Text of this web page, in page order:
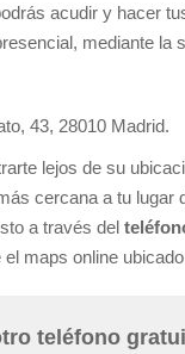
acudir y hacer
mediante la
43, 28010 Madrid.
lejos de su
cercana a tu lugar
a través del
el maps online
teléfono